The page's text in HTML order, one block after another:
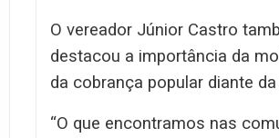
O vereador Júnior Castro
destacou a importância da
da cobrança popular diante
“O que encontramos nas